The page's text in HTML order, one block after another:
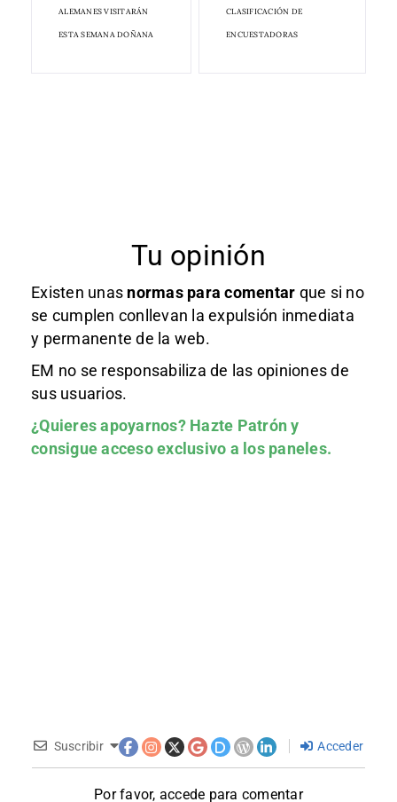
ALEMANES VISITARÁN
ESTA SEMANA DOÑANA
CLASIFICACIÓN DE
ENCUESTADORAS
Tu opinión
Existen unas normas para comentar que si no
se cumplen conllevan la expulsión inmediata
y permanente de la web.
EM no se responsabiliza de las opiniones de
sus usuarios.
¿Quieres apoyarnos? Hazte Patróny
consigue acceso exclusivo a los paneles.
Suscribir Acceder
Por favor, accede para comentar